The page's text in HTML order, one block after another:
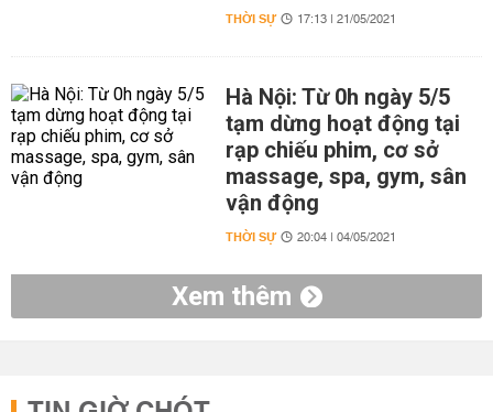
THỜI SỰ 17:13 | 21/05/2021
Hà Nội: Từ 0h ngày 5/5
tạm dừng hoạt động tại
rạp chiếu phim, cơ sở
massage, spa, gym, sân
vận động
THỜI SỰ 20:04 | 04/05/2021
Xem thêm